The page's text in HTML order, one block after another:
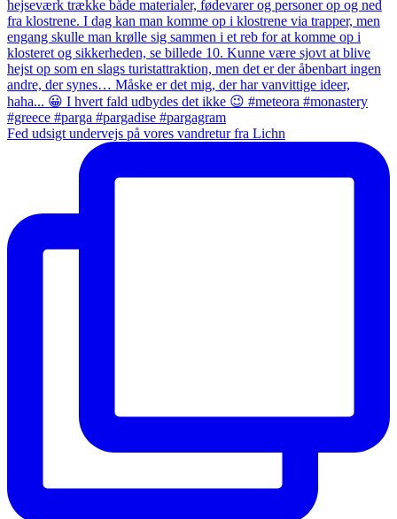
Fed udsigt undervejs på vores vandretur fra Lichn